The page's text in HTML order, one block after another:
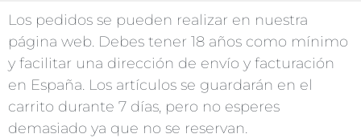
Los pedidos se pueden realizar en nuestra
página web. Debes tener 18 años como mínimo
y facilitar una dirección de envío y facturación
en España. Los artículos se guardarán en el
carrito durante 7 días, pero no esperes
demasiado ya que no se reservan.